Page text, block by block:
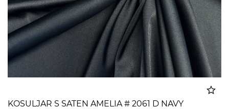
KOSULJAR S SATEN AMELIA # 2061 D NAVY